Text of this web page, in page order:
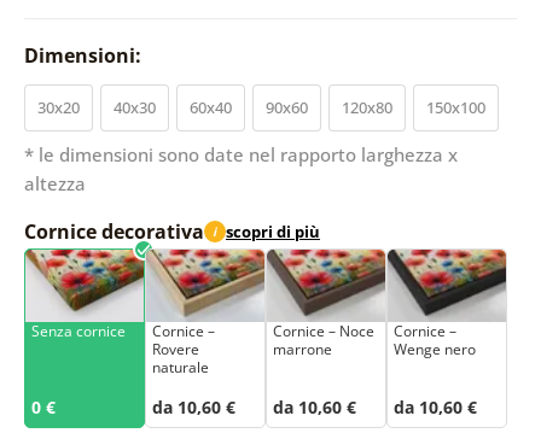
Dimensioni:
30x20 40x30 60x40 90x60 120x80 150x100
* le dimensioni sono date nel rapporto larghezza x
altezza
Cornice decorativa i scopri di più
Senza cornice
0 €
Cornice –
Rovere
naturale
da 10,60 €
Cornice – Noce
marrone
da 10,60 €
Cornice –
Wenge nero
da 10,60 €